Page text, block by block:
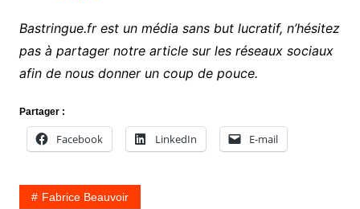
Bastringue.fr est un média sans but lucratif, n’hésitez
pas à partager notre article sur les réseaux sociaux
afin de nous donner un coup de pouce.
Partager :
Facebook LinkedIn E-mail
Fabrice Beauvoir